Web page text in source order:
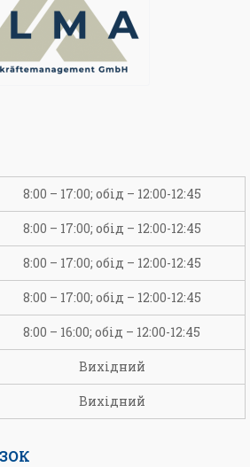
8:00 – 17:00; обід – 12:00-12:45
8:00 – 17:00; обід – 12:00-12:45
8:00 – 17:00; обід – 12:00-12:45
8:00 – 17:00; обід – 12:00-12:45
8:00 – 16:00; обід – 12:00-12:45
Вихідний
Вихідний